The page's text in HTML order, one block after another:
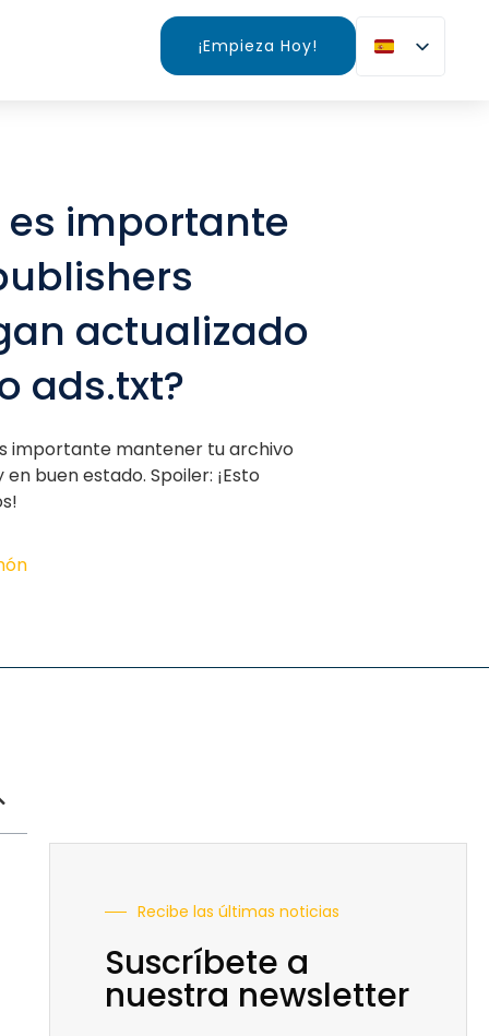
¡Empieza Hoy!
es importante
actualizado
ads.txt?
importante mantener tu archivo
buen estado. Spoiler: ¡Esto
Recibe las últimas noticias
Suscríbete a
nuestra newsletter